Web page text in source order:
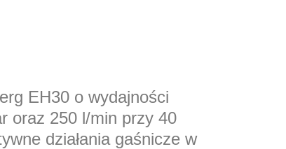
EH30 o wydajności
oraz 250 l/min przy 40
działania gaśnicze w